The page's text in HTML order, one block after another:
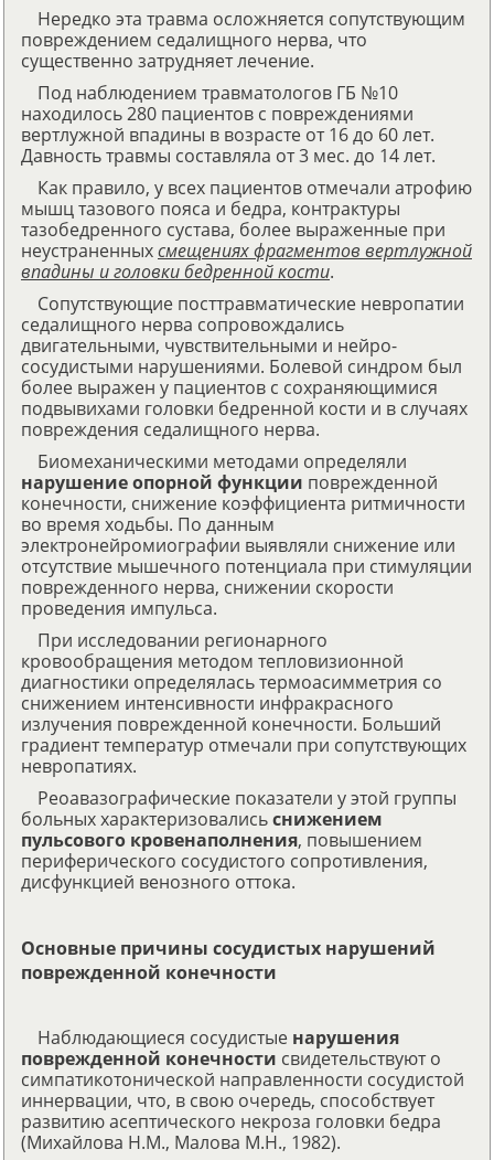
Нередко эта травма осложняется сопутствующим
повреждением седалищного нерва, что
существенно затрудняет лечение.
Под наблюдением травматологов ГБ №10
находилось 280 пациентов с повреждениями
вертлужной впадины в возрасте от 16 до 60 лет.
Давность травмы составляла от 3 мес. до 14 лет.
Как правило, у всех пациентов отмечали атрофию
мышц тазового пояса и бедра, контрактуры
тазобедренного сустава, более выраженные при
неустраненныхсмещениях фрагментов вертлужной
впадины и головки бедренной кости.
Сопутствующие посттравматические невропатии
седалищного нерва сопровождались
двигательными, чувствительными и нейро-
сосудистыми нарушениями. Болевой синдром был
более выражен у пациентов с сохраняющимися
подвывихами головки бедренной кости и в случаях
повреждения седалищного нерва.
Биомеханическими методами определяли
нарушение опорной функции поврежденной
конечности, снижение коэффициента ритмичности
во время ходьбы. По данным
электронейромиографии выявляли снижение или
отсутствие мышечного потенциала при стимуляции
поврежденного нерва, снижении скорости
проведения импульса.
При исследовании регионарного
кровообращения методом тепловизионной
диагностики определялась термоасимметрия со
снижением интенсивности инфракрасного
излучения поврежденной конечности. Больший
градиент температур отмечали при сопутствующих
невропатиях.
Реоавазографические показатели у этой группы
больных характеризовалисьснижением
пульсового кровенаполнения, повышением
периферического сосудистого сопротивления,
дисфункцией венозного оттока.
Основные причины сосудистых нарушений
поврежденной конечности
Наблюдающиеся сосудистые нарушения
поврежденной конечности свидетельствуют о
симпатикотонической направленности сосудистой
иннервации, что, в свою очередь, способствует
развитию асептического некроза головки бедра
(Михайлова Н.М., Малова М.Н., 1982).